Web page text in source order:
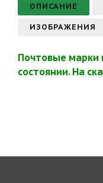
ОПИСАНИЕ
ИЗОБРАЖЕНИЯ
Почтовые марки
состоянии. На